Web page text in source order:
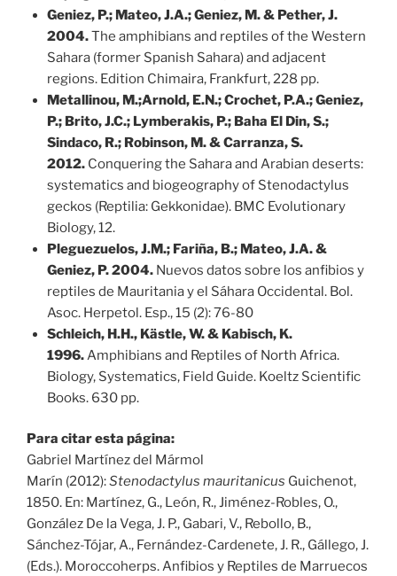
Geniez, P.; Mateo, J.A.; Geniez, M. & Pether, J.
2004.The amphibians and reptiles of the Western
Sahara (former Spanish Sahara) and adjacent
regions. Edition Chimaira, Frankfurt, 228 pp.
Metallinou, M.;Arnold, E.N.; Crochet, P.A.; Geniez,
P.; Brito, J.C.; Lymberakis, P.; Baha El Din, S.;
Sindaco, R.; Robinson, M. & Carranza, S.
2012.Conquering the Sahara and Arabian deserts:
systematics and biogeography of Stenodactylus
geckos (Reptilia: Gekkonidae). BMC Evolutionary
Biology, 12.
Pleguezuelos, J.M.; Fariña, B.; Mateo, J.A. &
Geniez, P. 2004.Nuevos datos sobre los anfibios y
reptiles de Mauritania y el Sáhara Occidental. Bol.
Asoc. Herpetol. Esp., 15 (2): 76-80
Schleich, H.H., Kästle, W. & Kabisch, K.
1996.Amphibians and Reptiles of North Africa.
Biology, Systematics, Field Guide. Koeltz Scientific
Books. 630 pp.
Para citar esta página:
Gabriel Martínez del Mármol
Marín (2012):Stenodactylus mauritanicus Guichenot,
1850. En: Martínez, G., León, R., Jiménez-Robles, O.,
González De la Vega, J. P., Gabari, V., Rebollo, B.,
Sánchez-Tójar, A., Fernández-Cardenete, J. R., Gállego, J.
(Eds.). Moroccoherps. Anfibios y Reptiles de Marruecos